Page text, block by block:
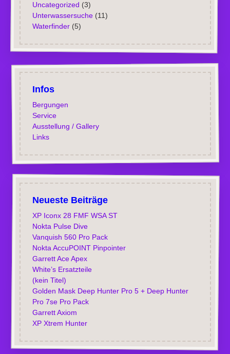
Uncategorized (3)
Unterwassersuche(11)
Waterfinder(5)
Infos
Bergungen
Service
Ausstellung / Gallery
Links
Neueste Beiträge
XP Iconx 28 FMF WSA ST
Nokta Pulse Dive
Vanquish 560 Pro Pack
Nokta AccuPOINT Pinpointer
Garrett Ace Apex
White’s Ersatzteile
(kein Titel)
Golden Mask Deep Hunter Pro 5 + Deep Hunter
Pro 7se Pro Pack
Garrett Axiom
XP Xtrem Hunter